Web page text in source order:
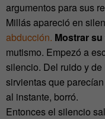
argumentos para sus
Millás apareció en
abducción. Mostrar
mutismo. Empezó a
silencio. Del ruido y
sirvientas que
al instante, borró.
Entonces el silencio